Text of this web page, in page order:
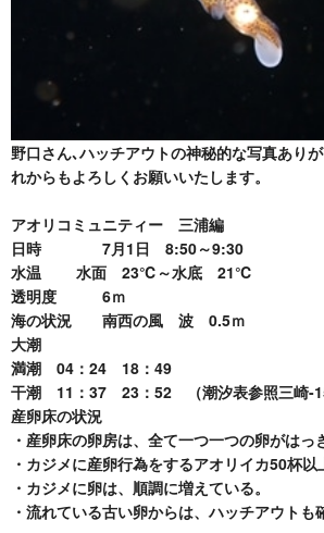
野口さん､ハッチアウトの神秘的な写真あり
れからもよろしくお願いいたします。
アオリコミュニティー 三浦編
日時 7月1日 8:50～9:30
水温
水面 23℃～水底 21℃
透明度 6ｍ
海の状況 南西の風 波 0.5ｍ
大潮
満潮 04：24 18：49
干潮 11：37 23：52 （潮汐表参照三崎-
産卵床の状況
・産卵床の卵房は、全て一つ一つの卵がはっ
・カジメに産卵行為をするアオリイカ50杯以
・カジメに卵は、順調に増えている。
・流れている古い卵からは、ハッチアウトも